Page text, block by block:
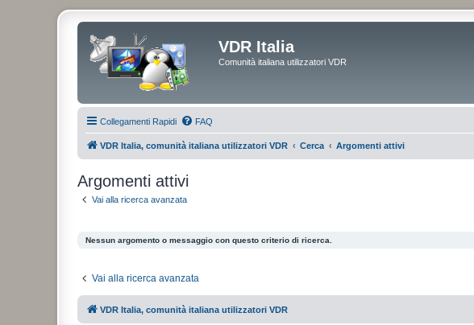
VDR Italia
Comunità italiana utilizzatori VDR
Collegamenti Rapidi FAQ
VDR Italia, comunità italiana utilizzatori VDR Cerca Argomenti attivi
Argomenti attivi
Vai alla ricerca avanzata
Nessun argomento o messaggio con questo criterio di ricerca.
Vai alla ricerca avanzata
VDR Italia, comunità italiana utilizzatori VDR